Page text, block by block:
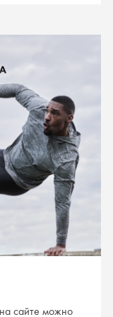
сайте можно